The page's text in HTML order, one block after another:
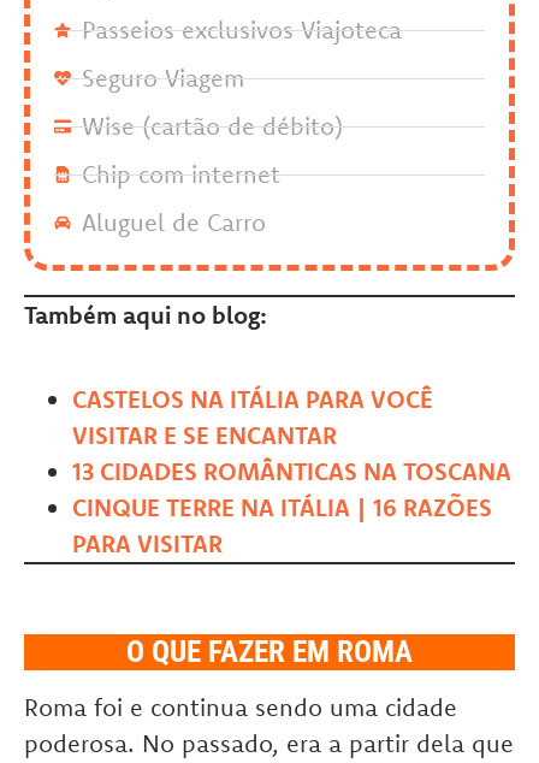
Passeios exclusivos Viajoteca
Seguro Viagem
Wise (cartão de débito)
Chip com internet
Aluguel de Carro
Também aqui no blog:
CASTELOS NA ITÁLIA PARA VOCÊ
VISITAR E SE ENCANTAR
13 CIDADES ROMÂNTICAS NA TOSCANA
CINQUE TERRE NA ITÁLIA | 16 RAZÕES
PARA VISITAR
O QUE FAZER EM ROMA
Roma foi e continua sendo uma cidade
poderosa. No passado, era a partir dela que